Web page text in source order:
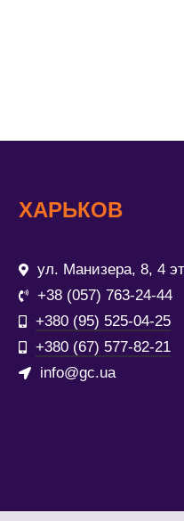
ХАРЬКОВ
ул. Манизера, 8, 4
+38 (057) 763-24-44
+380 (95) 525-04-25
+380 (67) 577-82-21
info@gc.ua